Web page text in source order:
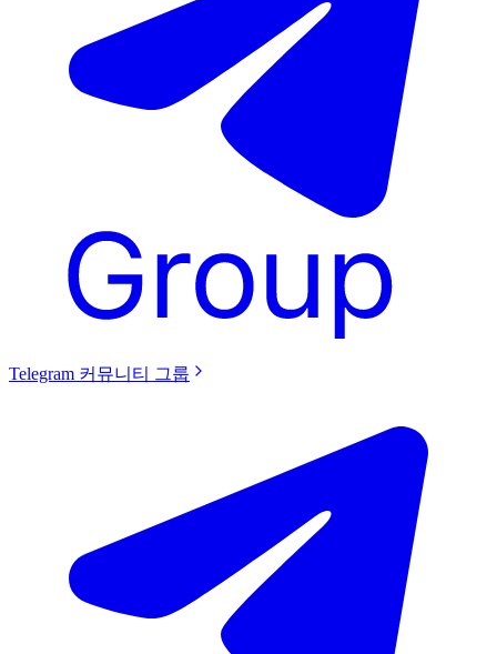
Telegram 커뮤니티 그룹